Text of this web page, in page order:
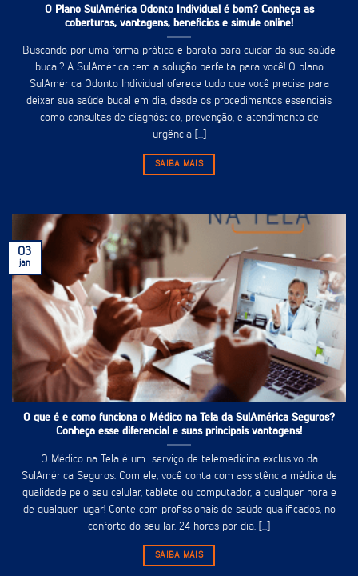
O Plano SulAmérica Odonto Individual é bom? Conheça as
coberturas, vantagens, benefícios e simule online!
Buscando por uma forma prática e barata para cuidar da sua saúde
bucal? A SulAmérica tem a solução perfeita para você! O plano
SulAmérica Odonto Individual oferece tudo que você precisa para
deixar sua saúde bucal em dia, desde os procedimentos essenciais
como consultas de diagnóstico, prevenção, e atendimento de
urgência [...]
SAIBA MAIS
O que é e como funciona o Médico na Tela da SulAmérica Seguros?
Conheça esse diferencial e suas principais vantagens!
O Médico na Tela é um serviço de telemedicina exclusivo da
SulAmérica Seguros. Com ele, você conta com assistência médica de
qualidade pelo seu celular, tablete ou computador, a qualquer hora e
de qualquer lugar! Conte com profissionais de saúde qualificados, no
conforto do seu lar, 24 horas por dia, [...]
SAIBA MAIS
03
jan